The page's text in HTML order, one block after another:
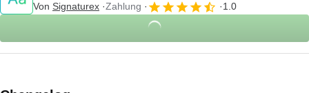
Von Signaturex Zahlung 1.0